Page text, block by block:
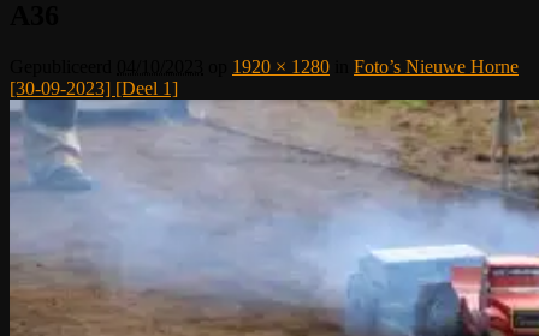
1920 × 1280
Foto’s Nieuwe Horne
[30-09-2023] [Deel 1]